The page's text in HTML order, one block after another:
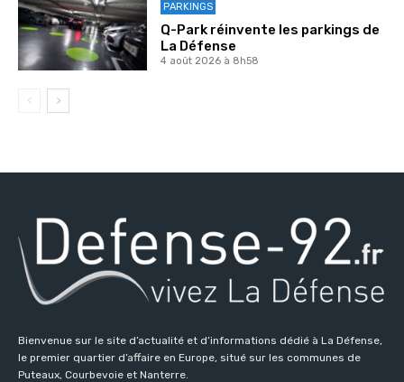
PARKINGS
Q-Park réinvente les parkings de
La Défense
4 août 2026 à 8h58
Bienvenue sur le site d’actualité et d’informations dédié à La Défense,
le premier quartier d’affaire en Europe, situé sur les communes de
Puteaux, Courbevoie et Nanterre.